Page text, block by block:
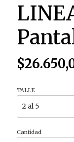
TALLE
Cantidad